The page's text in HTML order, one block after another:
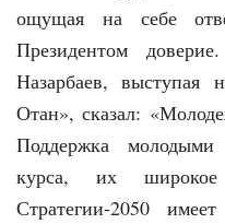
ощущая на себе
Президентом
Назарбаев,
Отан», сказал:
Поддержка молодыми
курса, их
Стратегии-2050